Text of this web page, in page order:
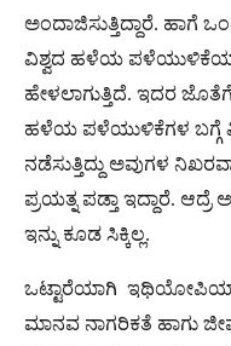
ಅಂದಾಜಿಸುತ್ತಿದ್ದಾರೆ.
ವಿಶ್ವದ ಹಳೆಯ
ಹೇಳಲಾಗುತ್ತಿದೆ. ಇದರ
ಹಳೆಯ ಪಳೆಯುಳಿಕೆಗಳ ಬಗ್ಗೆ
ನಡೆಸುತ್ತಿದ್ದು ಅವುಗಳ
ಪ್ರಯತ್ನ ಪಡ್ತಾ ಇದ್ದಾರೆ.
ಇನ್ನು ಕೂಡ ಸಿಕ್ಕಿಲ್ಲ.
ಒಟ್ಟಾರೆಯಾಗಿ
ಮಾನವ ನಾಗರಿಕತೆ ಹಾಗು